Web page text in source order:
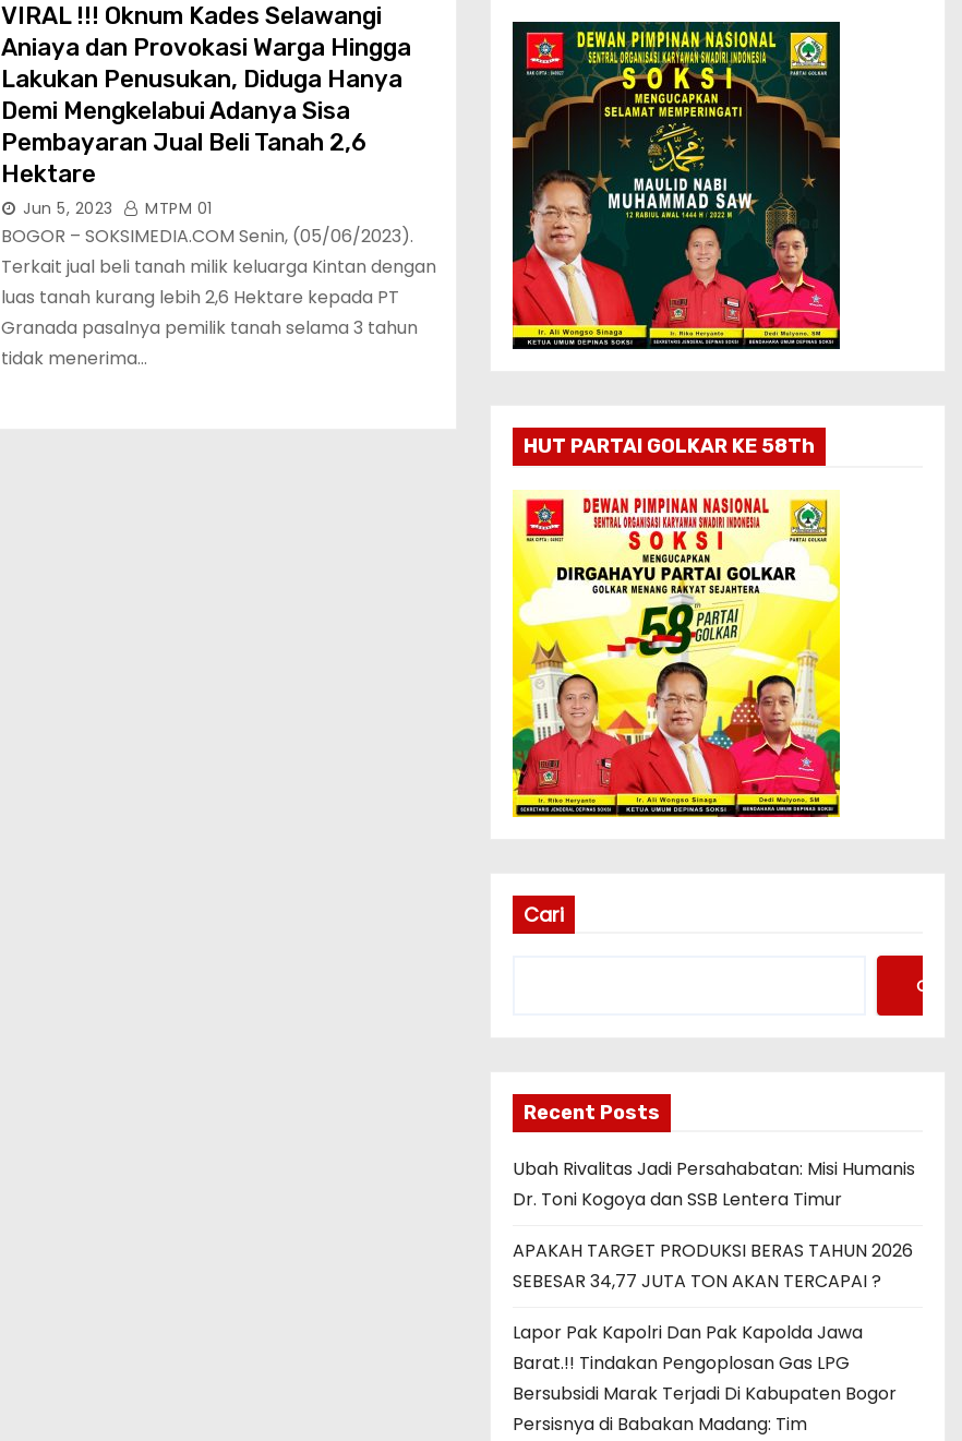
VIRAL !!! Oknum Kades Selawangi
Aniaya dan Provokasi Warga Hingga
Lakukan Penusukan, Diduga Hanya
Demi Mengkelabui Adanya Sisa
Pembayaran Jual Beli Tanah 2,6
Hektare
Jun 5, 2023 MTPM 01
BOGOR – SOKSIMEDIA.COM Senin, (05/06/2023).
Terkait jual beli tanah milik keluarga Kintan dengan
luas tanah kurang lebih 2,6 Hektare kepada PT
Granada pasalnya pemilik tanah selama 3 tahun
tidak menerima…
HUT PARTAI GOLKAR KE 58Th
Cari
Cari
Recent Posts
Ubah Rivalitas Jadi Persahabatan: Misi Humanis
Dr. Toni Kogoya dan SSB Lentera Timur
APAKAH TARGET PRODUKSI BERAS TAHUN 2026
SEBESAR 34,77 JUTA TON AKAN TERCAPAI ?
Lapor Pak Kapolri Dan Pak Kapolda Jawa
Barat.!! Tindakan Pengoplosan Gas LPG
Bersubsidi Marak Terjadi Di Kabupaten Bogor
Persisnya di Babakan Madang: Tim